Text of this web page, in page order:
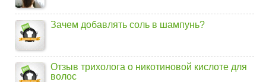
Зачем добавлять соль в шампунь?
Отзыв трихолога о никотиновой кислоте для
волос